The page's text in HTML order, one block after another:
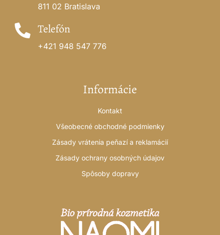
811 02 Bratislava
Telefón
+421 948 547 776
Informácie
Kontakt
Všeobecné obchodné podmienky
Zásady vrátenia peňazí a reklamácií
Zásady ochrany osobných údajov
Spôsoby dopravy